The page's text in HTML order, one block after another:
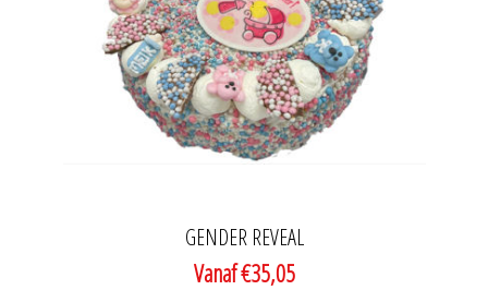
GENDER REVEAL
Vanaf €35,05